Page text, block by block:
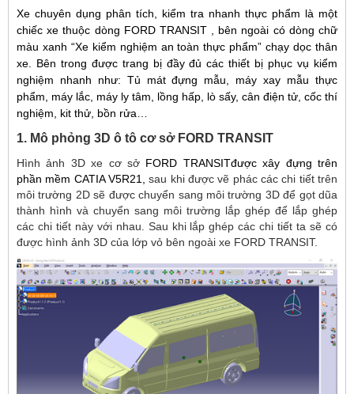
Xe chuyên dụng phân tích, kiểm tra nhanh thực phẩm là một
chiếc xe thuộc dòng FORD TRANSIT , bên ngoài có dòng chữ
màu xanh “Xe kiểm nghiệm an toàn thực phẩm” chạy dọc thân
xe. Bên trong được trang bị đầy đủ các thiết bị phục vụ kiểm
nghiệm nhanh như: Tủ mát đựng mẫu, máy xay mẫu thực
phẩm, máy lắc, máy ly tâm, lồng hấp, lò sấy, cân điện tử, cốc thí
nghiệm, kit thử, bồn rửa…
1. Mô phỏng 3D ô tô cơ sở FORD TRANSIT
Hình ảnh 3D xe cơ sở FORD TRANSITđược xây đựng trên
phần mềm CATIA V5R21,sau khi được vẽ phác các chi tiết trên
môi trường 2D sẽ được chuyển sang môi trường 3D để gọt dũa
thành hình và chuyển sang môi trường lắp ghép để lắp ghép
các chi tiết này với nhau. Sau khi lắp ghép các chi tiết ta sẽ có
được hình ảnh 3D của lớp vỏ bên ngoài xe FORD TRANSIT.